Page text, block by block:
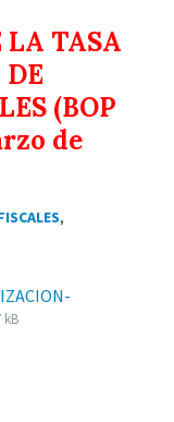
LA TASA
(BOP
de
,
kB